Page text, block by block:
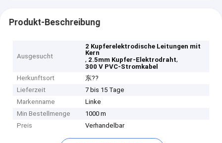
Produkt-Beschreibung
Ausgesucht
2 Kupferelektrodische Leitungen mit
Kern
, 2.5mm Kupfer-Elektrodraht,
300 V PVC-Stromkabel
Herkunftsort
东??
Lieferzeit
7 bis 15 Tage
Markenname
Linke
Min Bestellmenge
1000 m
Preis
Verhandelbar